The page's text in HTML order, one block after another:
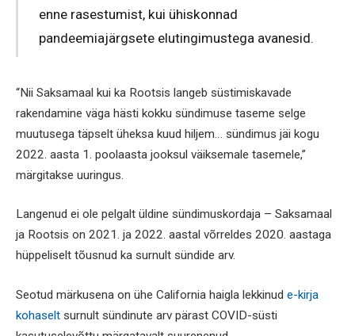
enne rasestumist, kui ühiskonnad
pandeemiajärgsete elutingimustega avanesid.
“Nii Saksamaal kui ka Rootsis langeb süstimiskavade
rakendamine väga hästi kokku sündimuse taseme selge
muutusega täpselt üheksa kuud hiljem… sündimus jäi kogu
2022. aasta 1. poolaasta jooksul väiksemale tasemele,”
märgitakse uuringus.
Langenud ei ole pelgalt üldine sündimuskordaja – Saksamaal
ja Rootsis on 2021. ja 2022. aastal võrreldes 2020. aastaga
hüppeliselt tõusnud ka surnult sündide arv.
Seotud märkusena on ühe California haigla lekkinud e-kirja
kohaselt surnult sündinute arv pärast COVID-süsti